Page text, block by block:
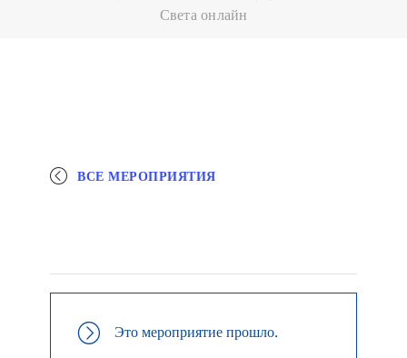
Света онлайн
ВСЕ МЕРОПРИЯТИЯ
Это мероприятие прошло.